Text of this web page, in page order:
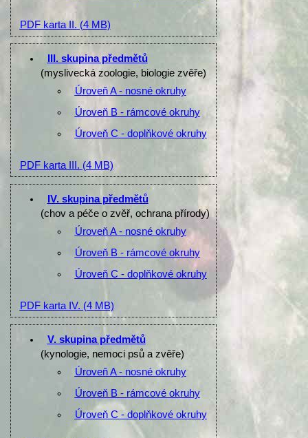
PDF karta II. (4 MB)
III. skupina předmětů
(myslivecká zoologie, biologie zvěře)
Úroveň A - nosné okruhy
Úroveň B - rámcové okruhy
Úroveň C - doplňkové okruhy
PDF karta III. (4 MB)
IV. skupina předmětů
(chov a péče o zvěř, ochrana přírody)
Úroveň A - nosné okruhy
Úroveň B - rámcové okruhy
Úroveň C - doplňkové okruhy
PDF karta IV. (4 MB)
V. skupina předmětů
(kynologie, nemoci psů a zvěře)
Úroveň A - nosné okruhy
Úroveň B - rámcové okruhy
Úroveň C - doplňkové okruhy